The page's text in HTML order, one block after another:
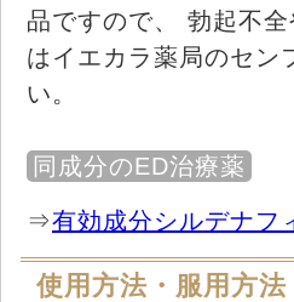
品ですので、 勃起不
はイエカラ薬局のセン
い。
同成分のED治療薬
⇒有効成分シルデナフ
使用方法・服用方